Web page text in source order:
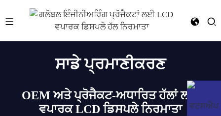
ਸਾਡੇ ਪ੍ਰਮਾਣੀਕਰਣ
OEM ਅਤੇ ਪ੍ਰੋਜੈਕਟ-ਅਧਾਰਿਤ ਹੱਲਾਂ ਲਈ
ਵਪਾਰਕ LCD ਡਿਸਪਲੇ ਨਿਰਮਾਤਾ